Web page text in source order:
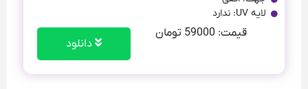
لایه UV: ندارد
قیمت: 59000 تومان
دانلود